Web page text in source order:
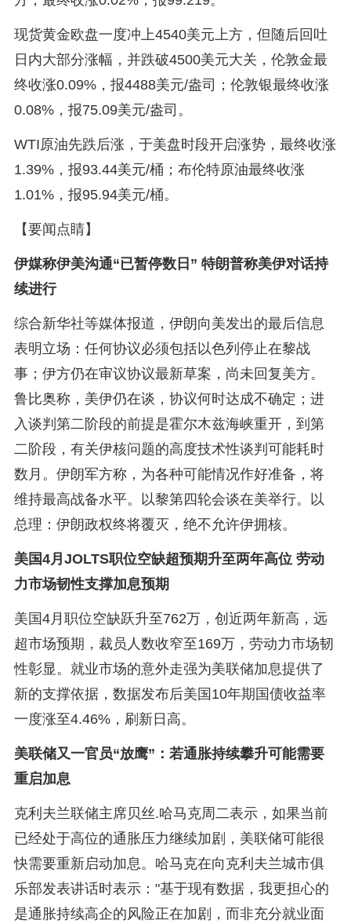
现货黄金欧盘一度冲上4540美元上方，但随后回吐
日内大部分涨幅，并跌破4500美元大关，伦敦金最
终收涨0.09%，报4488美元/盎司；伦敦银最终收涨
0.08%，报75.09美元/盎司。
WTI原油先跌后涨，于美盘时段开启涨势，最终收涨
1.39%，报93.44美元/桶；布伦特原油最终收涨
1.01%，报95.94美元/桶。
【要闻点睛】
伊媒称伊美沟通“已暂停数日” 特朗普称美伊对话持
续进行
综合新华社等媒体报道，伊朗向美发出的最后信息
表明立场：任何协议必须包括以色列停止在黎战
事；伊方仍在审议协议最新草案，尚未回复美方。
鲁比奥称，美伊仍在谈，协议何时达成不确定；进
入谈判第二阶段的前提是霍尔木兹海峡重开，到第
二阶段，有关伊核问题的高度技术性谈判可能耗时
数月。伊朗军方称，为各种可能情况作好准备，将
维持最高战备水平。以黎第四轮会谈在美举行。以
总理：伊朗政权终将覆灭，绝不允许伊拥核。
美国4月JOLTS职位空缺超预期升至两年高位 劳动
力市场韧性支撑加息预期
美国4月职位空缺跃升至762万，创近两年新高，远
超市场预期，裁员人数收窄至169万，劳动力市场韧
性彰显。就业市场的意外走强为美联储加息提供了
新的支撑依据，数据发布后美国10年期国债收益率
一度涨至4.46%，刷新日高。
美联储又一官员“放鹰”：若通胀持续攀升可能需要
重启加息
克利夫兰联储主席贝丝.哈马克周二表示，如果当前
已经处于高位的通胀压力继续加剧，美联储可能很
快需要重新启动加息。哈马克在向克利夫兰城市俱
乐部发表讲话时表示："基于现有数据，我更担心的
是通胀持续高企的风险正在加剧，而非充分就业面